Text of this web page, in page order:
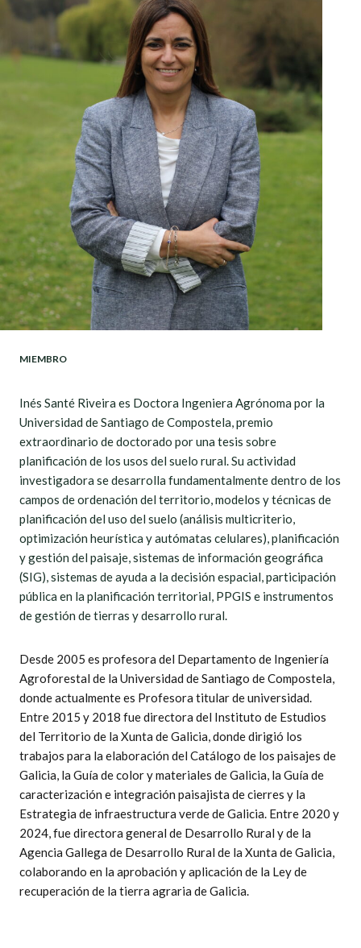
MIEMBRO
Inés Santé Riveira es Doctora Ingeniera Agrónoma por la
Universidad de Santiago de Compostela, premio
extraordinario de doctorado por una tesis sobre
planificación de los usos del suelo rural. Su actividad
investigadora se desarrolla fundamentalmente dentro de los
campos de ordenación del territorio, modelos y técnicas de
planificación del uso del suelo (análisis multicriterio,
optimización heurística y autómatas celulares), planificación
y gestión del paisaje, sistemas de información geográfica
(SIG), sistemas de ayuda a la decisión espacial, participación
pública en la planificación territorial, PPGIS e instrumentos
de gestión de tierras y desarrollo rural.
Desde 2005 es profesora del Departamento de Ingeniería
Agroforestal de la Universidad de Santiago de Compostela,
donde actualmente es Profesora titular de universidad.
Entre 2015 y 2018 fue directora del Instituto de Estudios
del Territorio de la Xunta de Galicia, donde dirigió los
trabajos para la elaboración del Catálogo de los paisajes de
Galicia, la Guía de color y materiales de Galicia, la Guía de
caracterización e integración paisajista de cierres y la
Estrategia de infraestructura verde de Galicia. Entre 2020 y
2024, fue directora general de Desarrollo Rural y de la
Agencia Gallega de Desarrollo Rural de la Xunta de Galicia,
colaborando en la aprobación y aplicación de la Ley de
recuperación de la tierra agraria de Galicia.